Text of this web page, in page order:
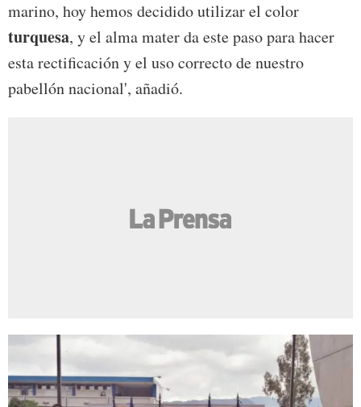
marino, hoy hemos decidido utilizar el color
turquesa, y el alma mater da este paso para hacer
esta rectificación y el uso correcto de nuestro
pabellón nacional', añadió.